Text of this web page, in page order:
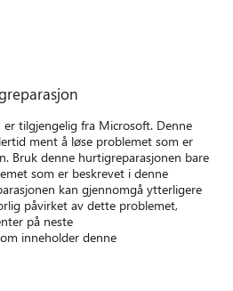
tilgjengelig fra Microsoft. Denne
ment å løse problemet som er
Bruk denne hurtigreparasjonen bare
som er beskrevet i denne
kan gjennomgå ytterligere
påvirket av dette problemet,
på neste
inneholder denne